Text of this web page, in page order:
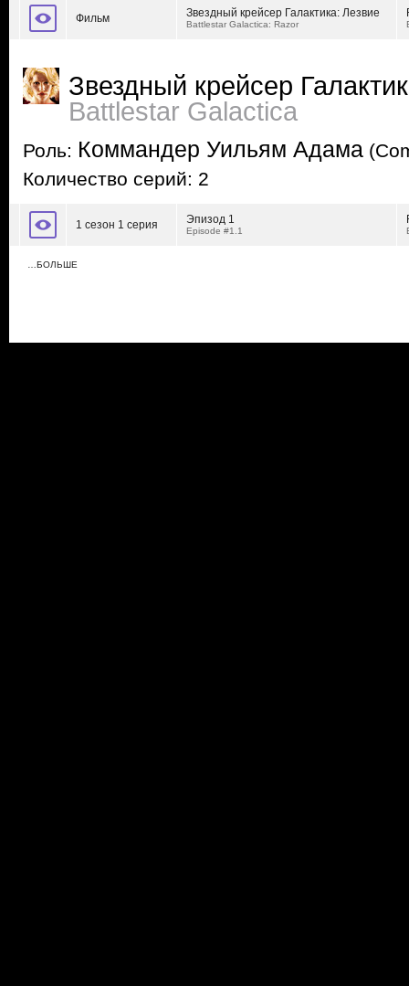
Фильм Звездный крейсер Галактика: Лезвие
Battlestar Galactica: Razor
Звездный крейсер
Battlestar Galactica
Роль: Коммандер Уильям Адама
Количество серий: 2
1 сезон 1 серия Эпизод 1
Episode #1.1
…БОЛЬШЕ